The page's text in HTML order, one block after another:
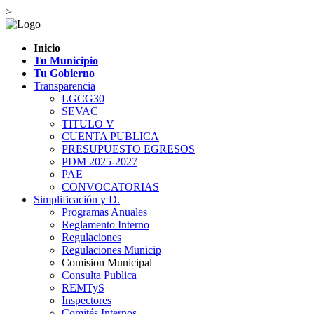
>
Inicio
Tu Municipio
Tu Gobierno
Transparencia
LGCG30
SEVAC
TITULO V
CUENTA PUBLICA
PRESUPUESTO EGRESOS
PDM 2025-2027
PAE
CONVOCATORIAS
Simplificación y D.
Programas Anuales
Reglamento Interno
Regulaciones
Regulaciones Municip
Comision Municipal
Consulta Publica
REMTyS
Inspectores